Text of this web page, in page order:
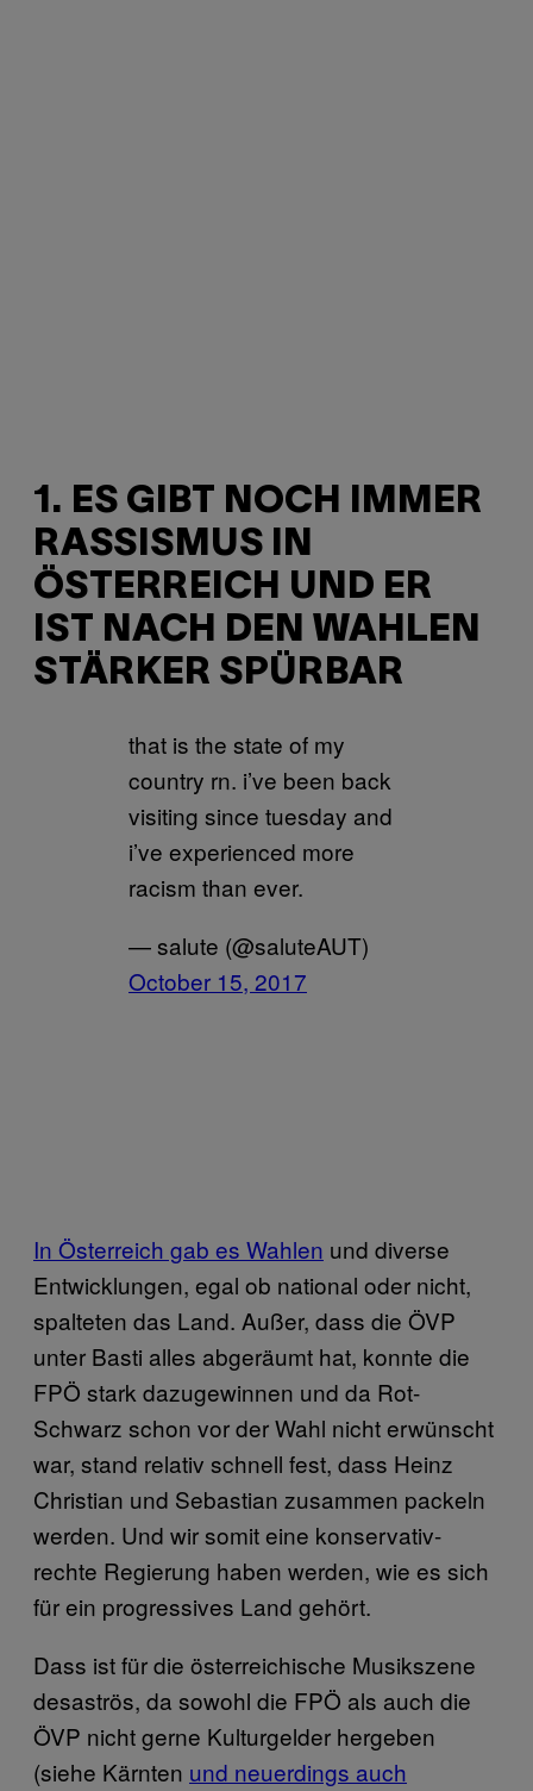
1. ES GIBT NOCH IMMER
RASSISMUS IN
ÖSTERREICH UND ER
IST NACH DEN WAHLEN
STÄRKER SPÜRBAR
that is the state of my
country rn. i’ve been back
visiting since tuesday and
i’ve experienced more
racism than ever.
— salute (@saluteAUT)
October 15, 2017
In Österreich gab es Wahlen und diverse
Entwicklungen, egal ob national oder nicht,
spalteten das Land. Außer, dass die ÖVP
unter Basti alles abgeräumt hat, konnte die
FPÖ stark dazugewinnen und da Rot-
Schwarz schon vor der Wahl nicht erwünscht
war, stand relativ schnell fest, dass Heinz
Christian und Sebastian zusammen packeln
werden. Und wir somit eine konservativ-
rechte Regierung haben werden, wie es sich
für ein progressives Land gehört.
Dass ist für die österreichische Musikszene
desaströs, da sowohl die FPÖ als auch die
ÖVP nicht gerne Kulturgelder hergeben
(siehe Kärnten und neuerdings auch